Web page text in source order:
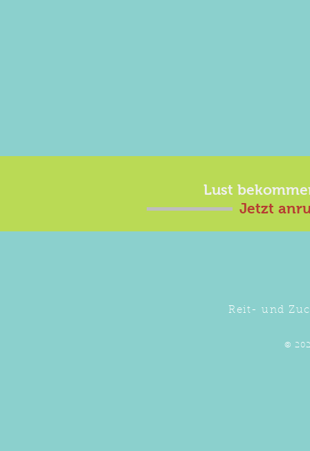
Lust
Jetzt
Reit- und
©